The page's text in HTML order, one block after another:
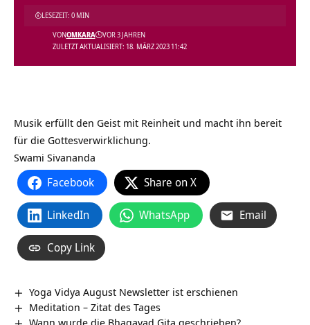
ZULETZT AKTUALISIERT: 18. MÄRZ 2023 11:42
VONOMKARA VOR 3 JAHREN
LESEZEIT: 0 MIN
Musik erfüllt den Geist mit Reinheit und macht ihn bereit
für die Gottesverwirklichung.
Swami Sivananda
Facebook Share on X
LinkedIn WhatsApp Email
Copy Link
Yoga Vidya August Newsletter ist erschienen
Meditation – Zitat des Tages
Wann wurde die Bhagavad Gita geschrieben?